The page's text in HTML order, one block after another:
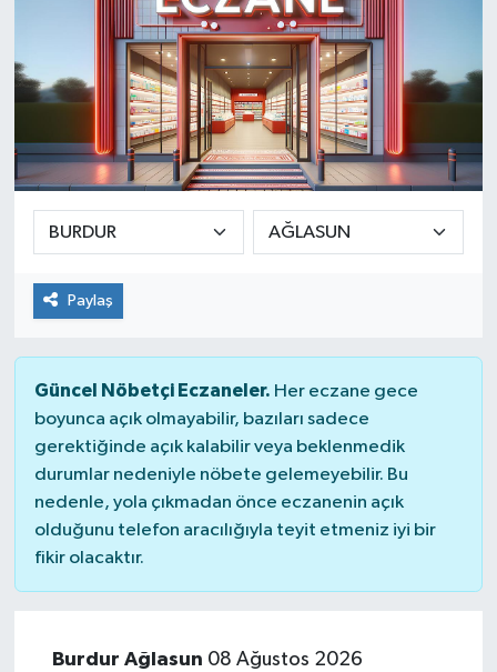
Paylaş
Güncel Nöbetçi Eczaneler. Her eczane gece
boyunca açık olmayabilir, bazıları sadece
gerektiğinde açık kalabilir veya beklenmedik
durumlar nedeniyle nöbete gelemeyebilir. Bu
nedenle, yola çıkmadan önce eczanenin açık
olduğunu telefon aracılığıyla teyit etmeniz iyi bir
fikir olacaktır.
Burdur Ağlasun 08 Ağustos 2026
HABERLER
KAPAK
OSB
SEKTÖR
ŞİRKET PANO
SÖYLEŞİ
YAŞAM